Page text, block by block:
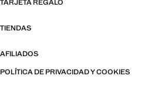
TARJETA REGALO
TIENDAS
AFILIADOS
POLÍTICA DE PRIVACIDAD Y COOKIES